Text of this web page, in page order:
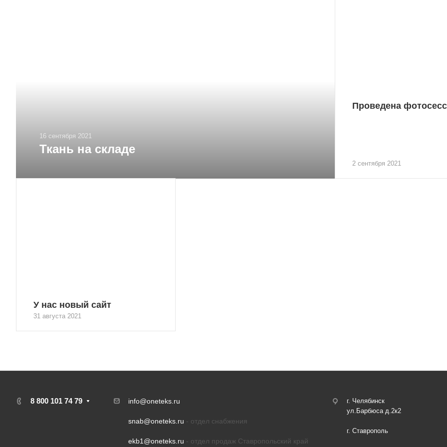
Ткань на складе
16 сентября 2021
Проведена
2 сентября 2021
У нас новый сайт
31 августа 2021
8 800 101 74 79 info@oneteks.ru
snab@oneteks.ru - отдел снабжения
ekb1@oneteks.ru - отдел продаж Ставропольский край
г. Челябинск
ул.Барбюса д.2к2
г. Ставрополь